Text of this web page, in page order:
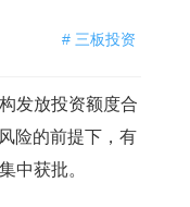
# 三板投资
发放投资额度合
险的前提下，有
中获批。